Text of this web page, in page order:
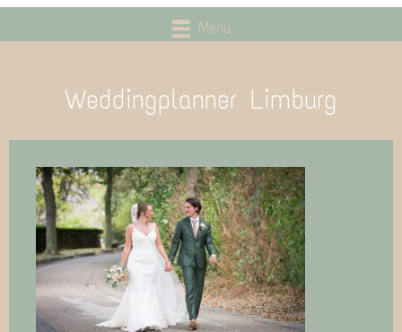
Menu
Weddingplanner Limburg